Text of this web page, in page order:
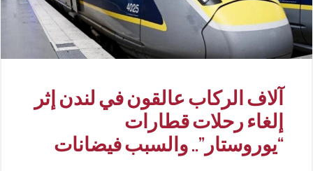
آلاف الركاب عالقون في لندن إثر
إلغاء رحلات قطارات
“يوروستار”.. والسبب فيضانات